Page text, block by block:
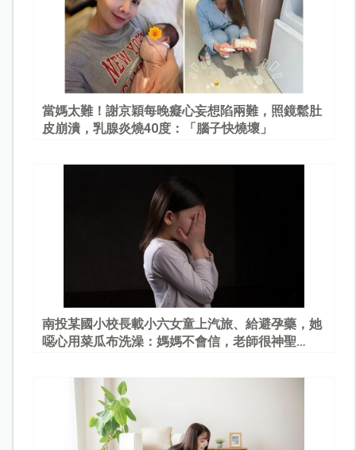
當媽太難！謝京穎每晚癡心妄想陷兩難，照鏡鬆肚
皮崩潰，乳腺炎燒40度：「腦子快燒壞」
南投某國小校長載小六女童上汽旅、給避孕藥，她
噁心用菜瓜布洗澡：媽媽不會信，老師很神聖…